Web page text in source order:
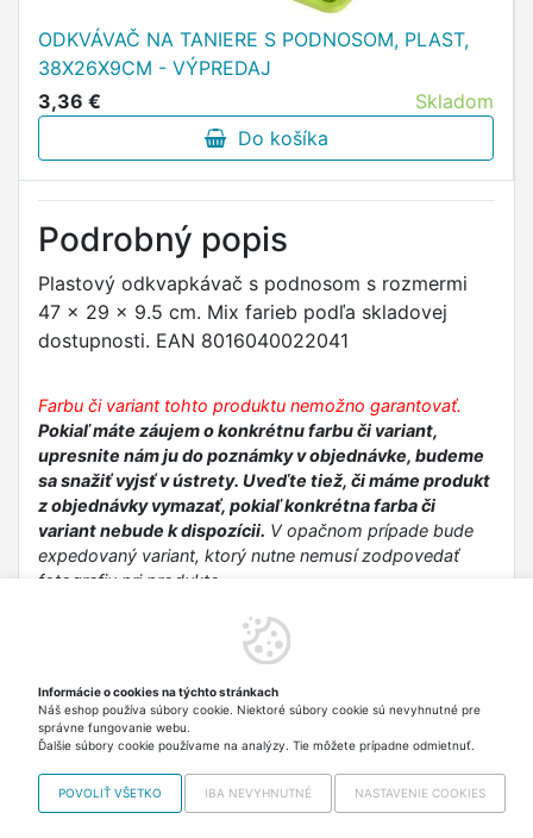
ODKVÁVAČ NA TANIERE S PODNOSOM, PLAST,
38X26X9CM - VÝPREDAJ
3,36 €
Skladom
Do košíka
Podrobný popis
Plastový odkvapkávač s podnosom s rozmermi
47 x 29 x 9.5 cm. Mix farieb podľa skladovej
dostupnosti. EAN 8016040022041
Farbu či variant tohto produktu nemožno garantovať.
Pokiaľ máte záujem o konkrétnu farbu či variant,
upresnite nám ju do poznámky v objednávke, budeme
sa snažiť vyjsť v ústrety. Uveďte tiež, či máme produkt
z objednávky vymazať, pokiaľ konkrétna farba či
variant nebude k dispozícii. V opačnom prípade bude
expedovaný variant, ktorý nutne nemusí zodpovedať
fotografiu pri produkte.
Bezpečnostné informácie
domácnosti. V prípade poškodenia alebo rozbitia plastových
častí môžu vzniknúť ostré hrany. Uchovávajte mimo dosahu
malých detí, aby sa predišlo riziku poranenia.
Copyright © 2012-2026 VISO TRADE s.r.o.,
Informácie o cookies na týchto stránkach
Náš eshop používa súbory cookie. Niektoré súbory cookie sú nevyhnutné pre
správne fungovanie webu.
Ďalšie súbory cookie používame na analýzy. Tie môžete prípadne odmietnuť.
POVOLIŤ VŠETKO IBA NEVYHNUTNÉ NASTAVENIE COOKIES